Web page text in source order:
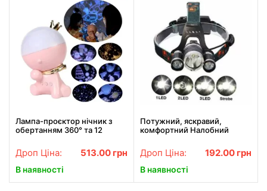
Лампа-проєктор нічник з
обертанням 360° та 12
настільна декоративна
Дроп Ціна: 513.00 грн
В наявності
Потужний, яскравий,
комфортний Налобний
Найкраща Ціна!
Дроп Ціна: 192.00 грн
В наявності